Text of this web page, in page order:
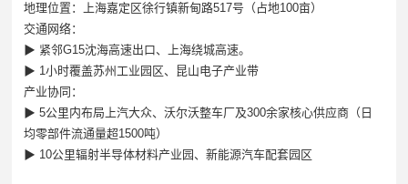
地理位置：上海嘉定区徐行镇新甸路517号（占地100亩）
交通网络：
▶ 紧邻G15沈海高速出口、上海绕城高速。
▶ 1小时覆盖苏州工业园区、昆山电子产业带
产业协同：
▶ 5公里内布局上汽大众、沃尔沃整车厂及300余家核心供应商（日
均零部件流通量超1500吨）
▶ 10公里辐射半导体材料产业园、新能源汽车配套园区